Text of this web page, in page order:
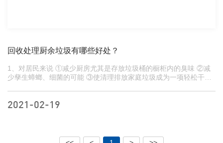
回收处理厨余垃圾有哪些好处？
1、对居民来说 ①减少厨房尤其是存放垃圾桶的橱柜内的臭味 ②减
少孳生蟑螂、细菌的可能 ③使清理排放家庭垃圾成为一项轻松干净
2021-02-19